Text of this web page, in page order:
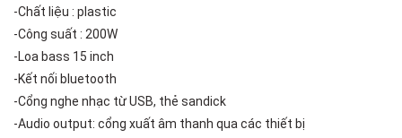
-Chất liệu : plastic
-Công suất : 200W
-Loa bass 15 inch
-Kết nối bluetooth
-Cổng nghe nhạc từ USB, thẻ sandick
-Audio output: cổng xuất âm thanh qua các thiết bị